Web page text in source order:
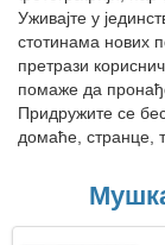
Уживајте у
стотинама нових
претрази
помаже да
Придружите се
домаће, странце,